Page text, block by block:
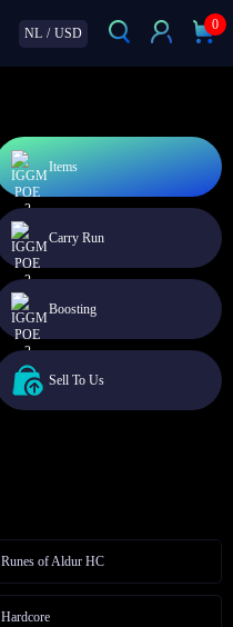
NL / USD
0
Items
Carry Run
Boosting
Sell To Us
Runes of Aldur HC
Hardcore